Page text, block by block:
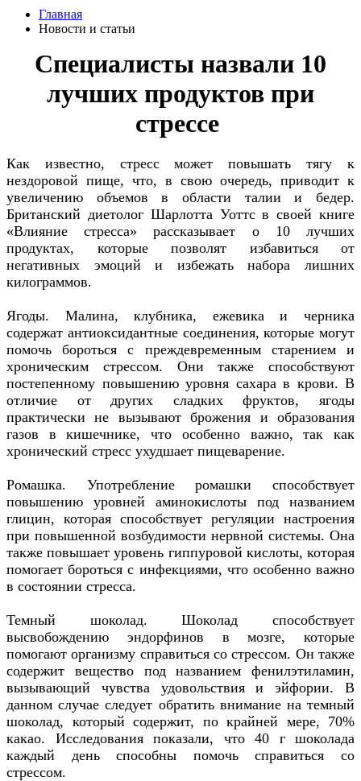
Главная
Новости и статьи
Специалисты назвали 10
лучших продуктов при
стрессе
Как известно, стресс может повышать тягу к
нездоровой пище, что, в свою очередь, приводит к
увеличению объемов в области талии и бедер.
Британский диетолог Шарлотта Уоттс в своей книге
«Влияние стресса» рассказывает о 10 лучших
продуктах, которые позволят избавиться от
негативных эмоций и избежать набора лишних
килограммов.
Ягоды. Малина, клубника, ежевика и черника
содержат антиоксидантные соединения, которые могут
помочь бороться с преждевременным старением и
хроническим стрессом. Они также способствуют
постепенному повышению уровня сахара в крови. В
отличие от других сладких фруктов, ягоды
практически не вызывают брожения и образования
газов в кишечнике, что особенно важно, так как
хронический стресс ухудшает пищеварение.
Ромашка. Употребление ромашки способствует
повышению уровней аминокислоты под названием
глицин, которая способствует регуляции настроения
при повышенной возбудимости нервной системы. Она
также повышает уровень гиппуровой кислоты, которая
помогает бороться с инфекциями, что особенно важно
в состоянии стресса.
Темный шоколад. Шоколад способствует
высвобождению эндорфинов в мозге, которые
помогают организму справиться со стрессом. Он также
содержит вещество под названием фенилэтиламин,
вызывающий чувства удовольствия и эйфории. В
данном случае следует обратить внимание на темный
шоколад, который содержит, по крайней мере, 70%
какао. Исследования показали, что 40 г шоколада
каждый день способны помочь справиться со
стрессом.